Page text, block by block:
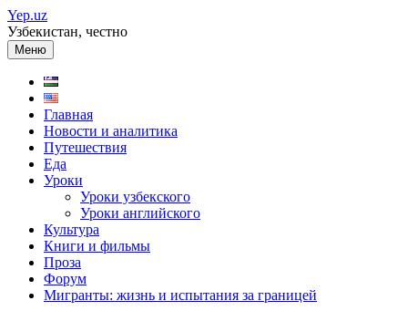
Перейти
к
содержимому
Yep.uz
Узбекистан, честно
Меню
Главная
Новости и аналитика
Путешествия
Еда
Уроки
Уроки узбекского
Уроки английского
Культура
Книги и фильмы
Проза
Форум
Мигранты: жизнь и испытания за границей